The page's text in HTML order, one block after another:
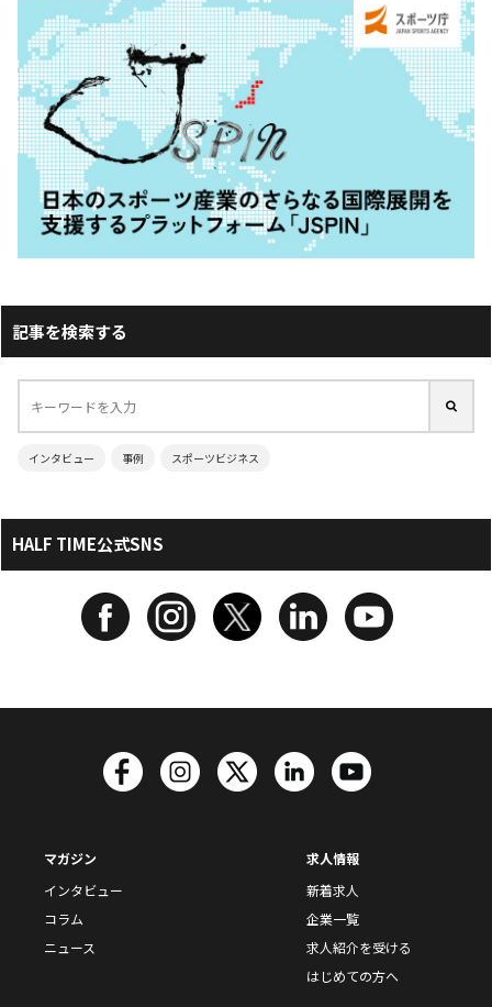
記事を検索する
インタビュー 事例 スポーツビジネス
HALF TIME公式SNS
マガジン
インタビュー
コラム
ニュース
求人情報
新着求人
企業一覧
求人紹介を受ける
はじめての方へ